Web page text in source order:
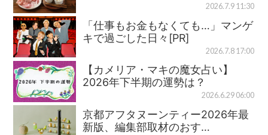
2026.7.9 11:30
「仕事もお金もなくても…」マンゲ
キで過ごした日々[PR]
2026.7.8 17:00
【カメリア・マキの魔女占い】
2026年下半期の運勢は？
2026.6.29 06:00
京都アフタヌーンティー2026年最
新版、編集部取材のおす…